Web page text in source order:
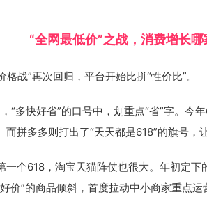
“全网最低价”之战，消费增长哪
战”再次回归，平台开始比拼“性价比”。
“多快好省”的口号中，划重点“省”字。今
拼多多则打出了“天天都是618”的旗号，
一个618，淘宝天猫阵仗也很大。年初定下
价”的商品倾斜，首度拉动中小商家重点